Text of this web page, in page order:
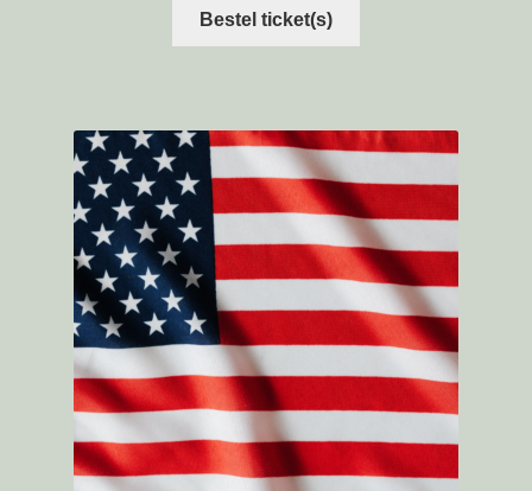
Bestel ticket(s)